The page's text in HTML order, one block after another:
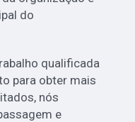
do
qualificada
para obter mais
nós
e